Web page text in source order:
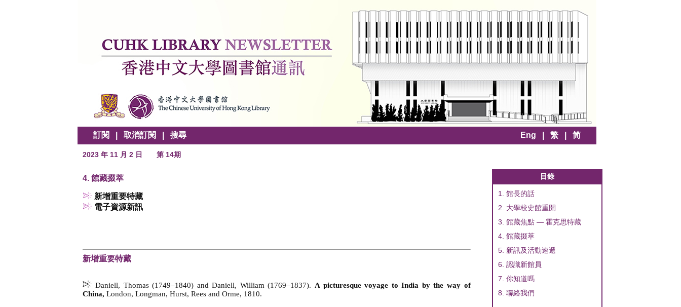
訂閱 取消訂閱 搜尋 Eng 繁 简
2023 年 11 月 2 日 第 14期
4. 館藏掇萃
新增重要特藏
電子資源新訊
新增重要特藏
Daniell, Thomas (1749–1840) and Daniell, William (1769–1837). A picturesque voyage to India by the way of
China, London, Longman, Hurst, Rees and Orme, 1810.
目錄
1. 館長的話
2. 大學校史館重開
3. 館藏焦點 — 霍克思特藏
4. 館藏掇萃
5. 新訊及活動速遞
6. 認識新館員
7. 你知道嗎
8. 聯絡我們